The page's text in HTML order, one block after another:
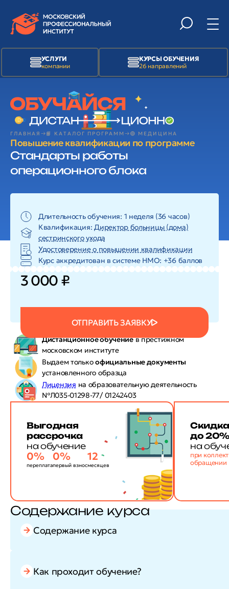
УСЛУГИ
компании
КУРСЫ ОБУЧЕНИЯ
26 направлений
ГЛАВНАЯ 📙 КАТАЛОГ ПРОГРАММ 🟢 МЕДИЦИНА
Повышение квалификации по программе
Стандарты работы
операционного блока
Длительность обучения: 1 неделя (36 часов)
Квалификация:Директор больницы (дома)
сестринского ухода
Удостоверение о повышении квалификации
Курс аккредитован в системе HMO: +36 баллов
3 000 ₽
ОТПРАВИТЬ ЗАЯВКУ
Дистанционное обучениев престижном
московском институте
Выдаем толькоофициальные документы
установленного образца
Лицензия на образовательную деятельность
№Л035-01298-77/ 01242403
Выгодная
рассрочка
на обучение
0%
переплата
0%
первый взнос
12
месяцев
до
на
при
обращении
Содержание курса
Содержание курса
Как проходит обучение?